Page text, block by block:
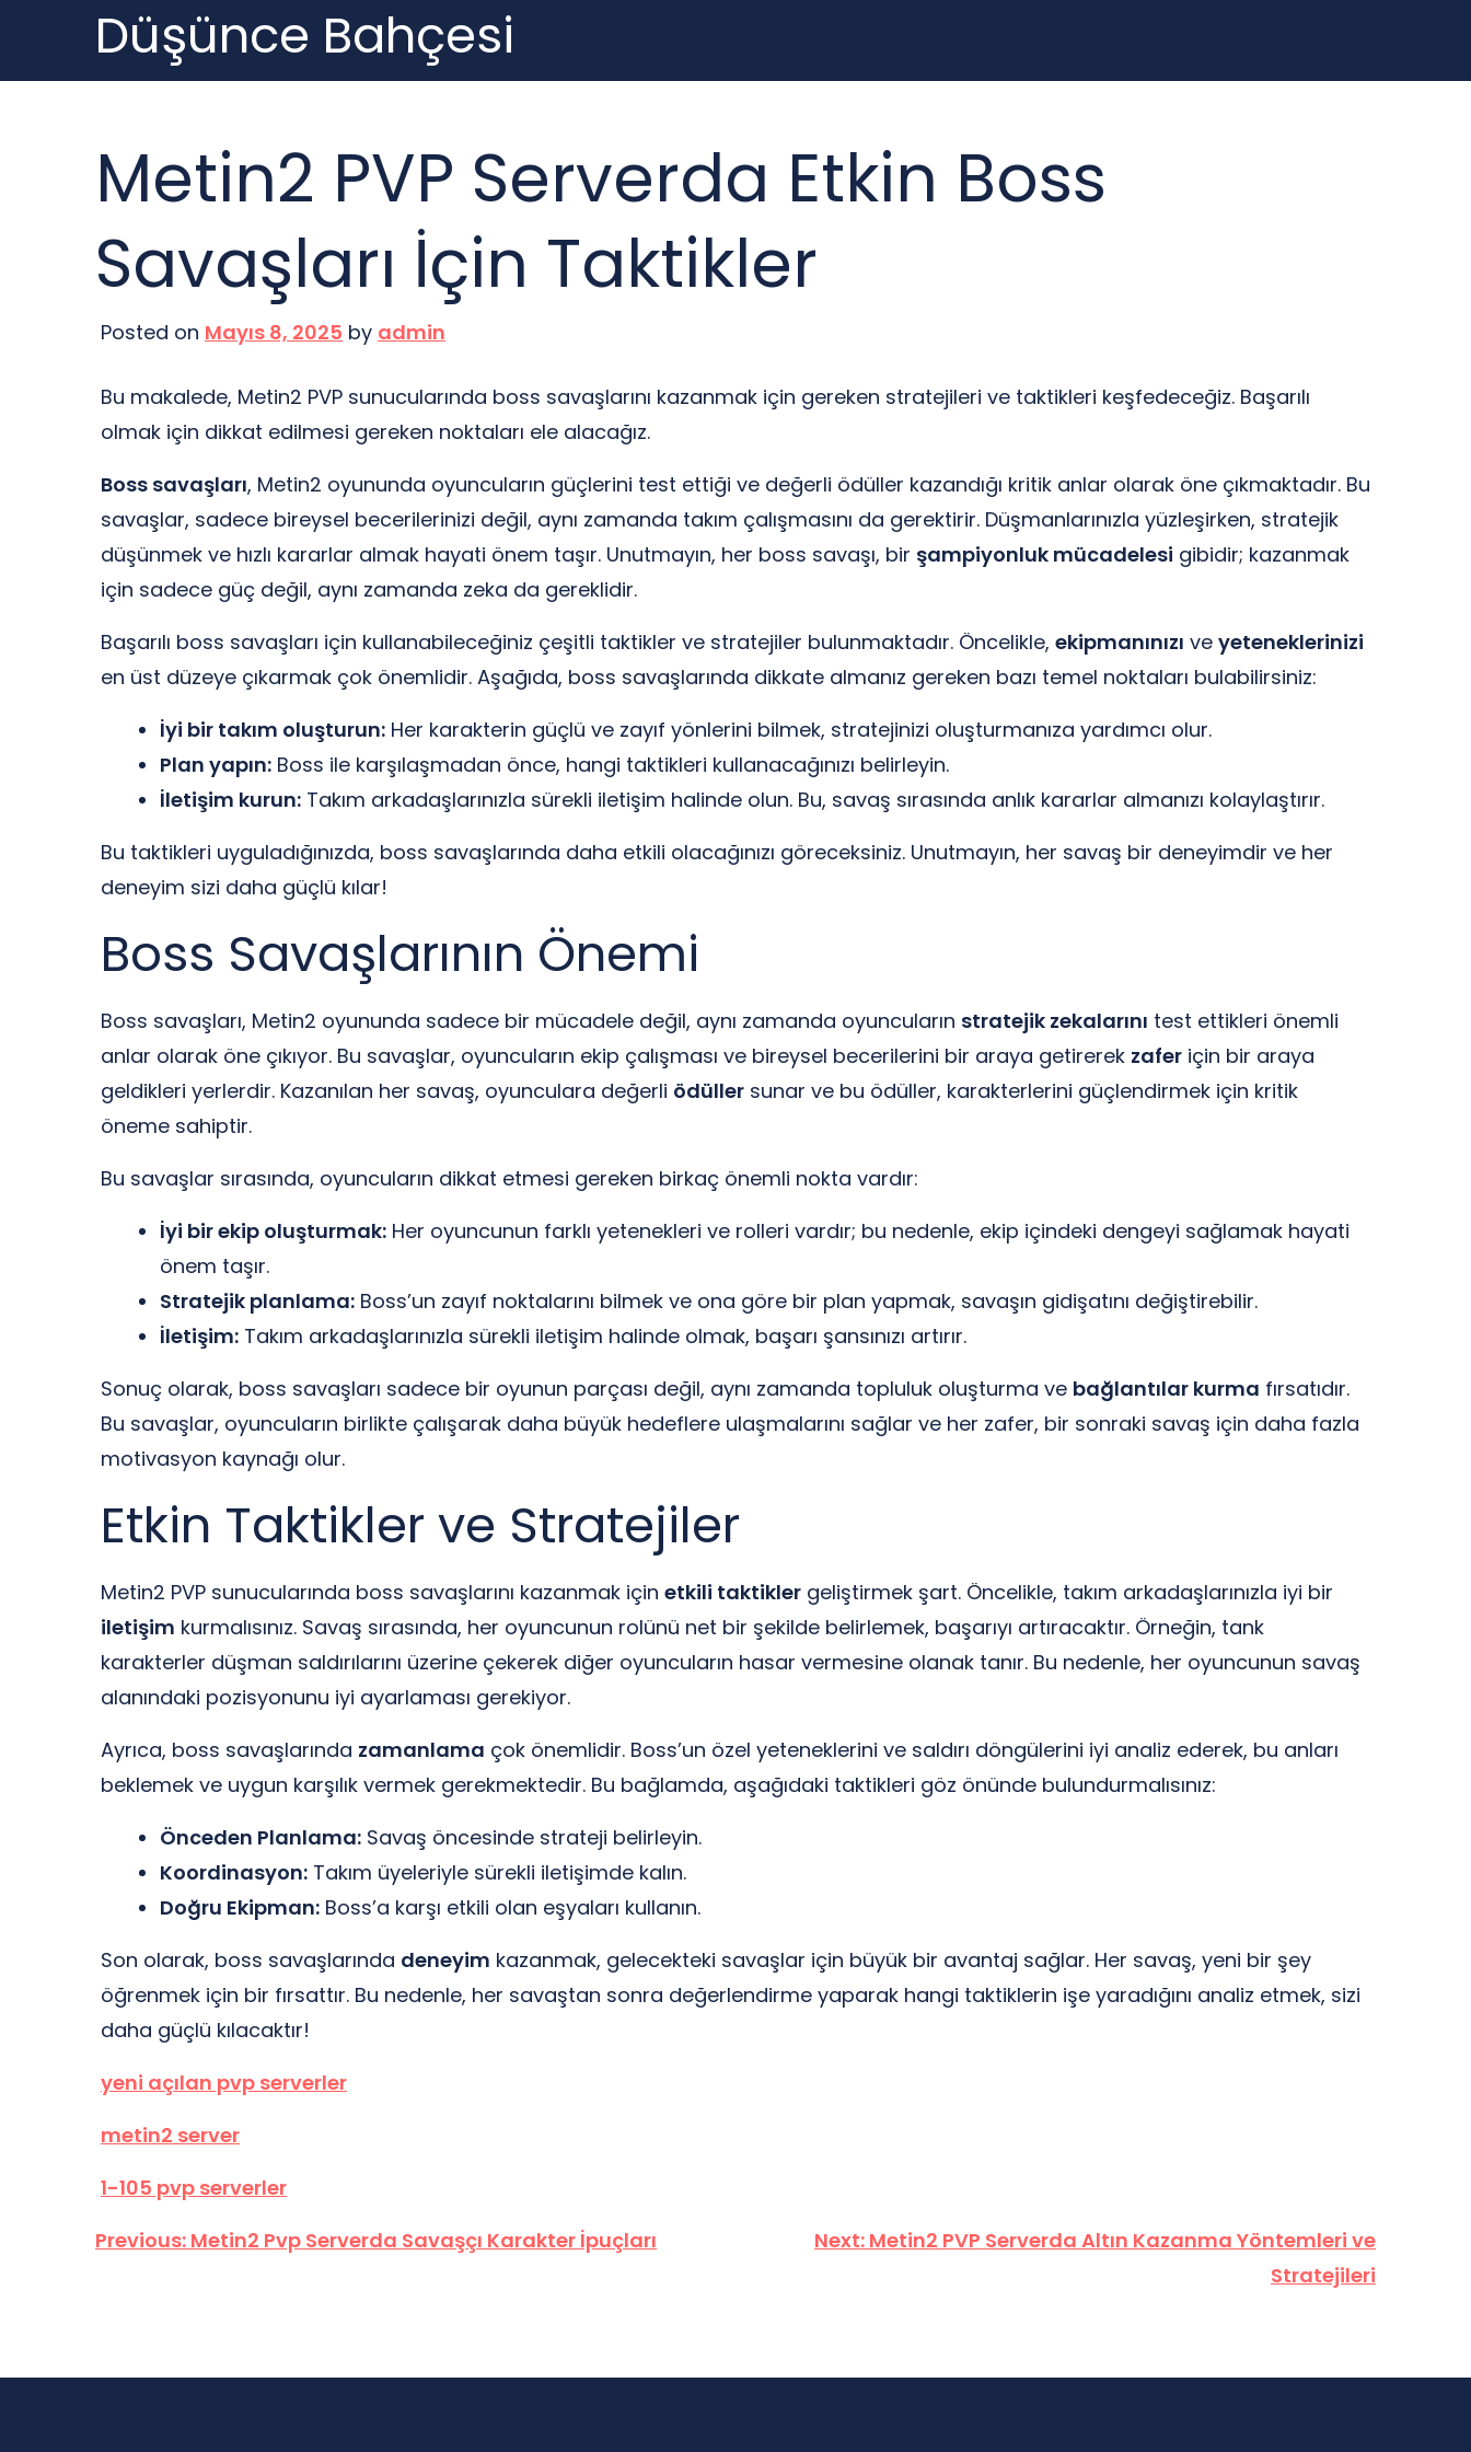
content
Düşünce Bahçesi
Metin2 PVP Serverda Etkin Boss
Savaşları İçin Taktikler
Posted on Mayıs 8, 2025 by admin
Bu makalede, Metin2 PVP sunucularında boss savaşlarını kazanmak için gereken stratejileri ve taktikleri keşfedeceğiz. Başarılı
olmak için dikkat edilmesi gereken noktaları ele alacağız.
Boss savaşları, Metin2 oyununda oyuncuların güçlerini test ettiği ve değerli ödüller kazandığı kritik anlar olarak öne çıkmaktadır. Bu
savaşlar, sadece bireysel becerilerinizi değil, aynı zamanda takım çalışmasını da gerektirir. Düşmanlarınızla yüzleşirken, stratejik
düşünmek ve hızlı kararlar almak hayati önem taşır. Unutmayın, her boss savaşı, bir şampiyonluk mücadelesi gibidir; kazanmak
için sadece güç değil, aynı zamanda zeka da gereklidir.
Başarılı boss savaşları için kullanabileceğiniz çeşitli taktikler ve stratejiler bulunmaktadır. Öncelikle, ekipmanınızı ve yeteneklerinizi
en üst düzeye çıkarmak çok önemlidir. Aşağıda, boss savaşlarında dikkate almanız gereken bazı temel noktaları bulabilirsiniz:
İyi bir takım oluşturun: Her karakterin güçlü ve zayıf yönlerini bilmek, stratejinizi oluşturmanıza yardımcı olur.
Plan yapın: Boss ile karşılaşmadan önce, hangi taktikleri kullanacağınızı belirleyin.
İletişim kurun: Takım arkadaşlarınızla sürekli iletişim halinde olun. Bu, savaş sırasında anlık kararlar almanızı kolaylaştırır.
Bu taktikleri uyguladığınızda, boss savaşlarında daha etkili olacağınızı göreceksiniz. Unutmayın, her savaş bir deneyimdir ve her
deneyim sizi daha güçlü kılar!
Boss Savaşlarının Önemi
Boss savaşları, Metin2 oyununda sadece bir mücadele değil, aynı zamanda oyuncuların stratejik zekalarını test ettikleri önemli
anlar olarak öne çıkıyor. Bu savaşlar, oyuncuların ekip çalışması ve bireysel becerilerini bir araya getirerek zafer için bir araya
geldikleri yerlerdir. Kazanılan her savaş, oyunculara değerli ödüller sunar ve bu ödüller, karakterlerini güçlendirmek için kritik
öneme sahiptir.
Bu savaşlar sırasında, oyuncuların dikkat etmesi gereken birkaç önemli nokta vardır:
İyi bir ekip oluşturmak: Her oyuncunun farklı yetenekleri ve rolleri vardır; bu nedenle, ekip içindeki dengeyi sağlamak hayati
önem taşır.
Stratejik planlama: Boss’un zayıf noktalarını bilmek ve ona göre bir plan yapmak, savaşın gidişatını değiştirebilir.
İletişim: Takım arkadaşlarınızla sürekli iletişim halinde olmak, başarı şansınızı artırır.
Sonuç olarak, boss savaşları sadece bir oyunun parçası değil, aynı zamanda topluluk oluşturma ve bağlantılar kurma fırsatıdır.
Bu savaşlar, oyuncuların birlikte çalışarak daha büyük hedeflere ulaşmalarını sağlar ve her zafer, bir sonraki savaş için daha fazla
motivasyon kaynağı olur.
Etkin Taktikler ve Stratejiler
Metin2 PVP sunucularında boss savaşlarını kazanmak için etkili taktikler geliştirmek şart. Öncelikle, takım arkadaşlarınızla iyi bir
iletişim kurmalısınız. Savaş sırasında, her oyuncunun rolünü net bir şekilde belirlemek, başarıyı artıracaktır. Örneğin, tank
karakterler düşman saldırılarını üzerine çekerek diğer oyuncuların hasar vermesine olanak tanır. Bu nedenle, her oyuncunun savaş
alanındaki pozisyonunu iyi ayarlaması gerekiyor.
Ayrıca, boss savaşlarında zamanlama çok önemlidir. Boss’un özel yeteneklerini ve saldırı döngülerini iyi analiz ederek, bu anları
beklemek ve uygun karşılık vermek gerekmektedir. Bu bağlamda, aşağıdaki taktikleri göz önünde bulundurmalısınız:
Önceden Planlama: Savaş öncesinde strateji belirleyin.
Koordinasyon: Takım üyeleriyle sürekli iletişimde kalın.
Doğru Ekipman: Boss’a karşı etkili olan eşyaları kullanın.
Son olarak, boss savaşlarında deneyim kazanmak, gelecekteki savaşlar için büyük bir avantaj sağlar. Her savaş, yeni bir şey
öğrenmek için bir fırsattır. Bu nedenle, her savaştan sonra değerlendirme yaparak hangi taktiklerin işe yaradığını analiz etmek, sizi
daha güçlü kılacaktır!
yeni açılan pvp serverler
metin2 server
1-105 pvp serverler
Yazı
Previous: Metin2 Pvp Serverda Savaşçı Karakter İpuçları Next: Metin2 PVP Serverda Altın Kazanma Yöntemleri ve
Stratejileri